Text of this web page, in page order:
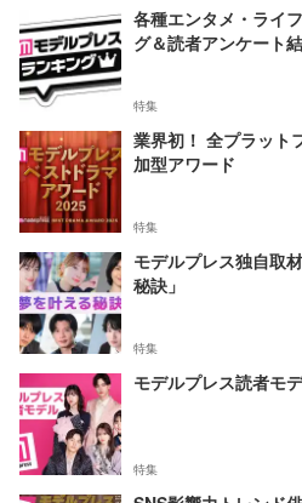
各種エンタメ・ライ
グ＆読者アンケート
特集
業界初！ 全プラット
加型アワード
特集
モデルプレス独自取
秘訣」
特集
モデルプレス読者モ
特集